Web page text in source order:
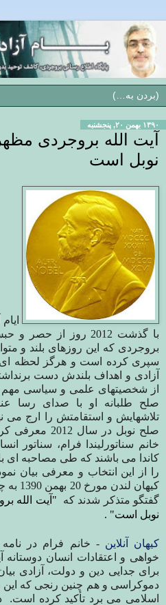
۱۳۹۰ بهمن ۲۰, پنجشنبه
آیت الله بروجردی
نوبل است
با گذشت 2012 روز از
بروجردی که این روزهای بلند و
سپری کرده است و هرگز لحظه ای
آزادی و اهداف بلندش دست
از شخصیتهای علمی و سیاسی مهم
صلح طلبانه او با صدای رسا
تلاشهایش و استقامتش را ارج می
صلح نوبل در
خانم سناتورلیندا فرام، سناتور
کاندا می باشند که طی مصاحبه ای
را از این انتخاب و معرفی بیان
کیهان لندن مورخ 20 بهمن 1390 به چاپ رسیده است
گفتگو متذکر شدند که
"آیت الله
نوبل است" .
کیهان آنلاین - خانم فرام در
خواهی و اعتقادات انسان دوستانه
برای جدایی دین و دولت، آزادی
دموکراسی و هم چنین رنجی که
اسلامی می برد تأکید کرده است.